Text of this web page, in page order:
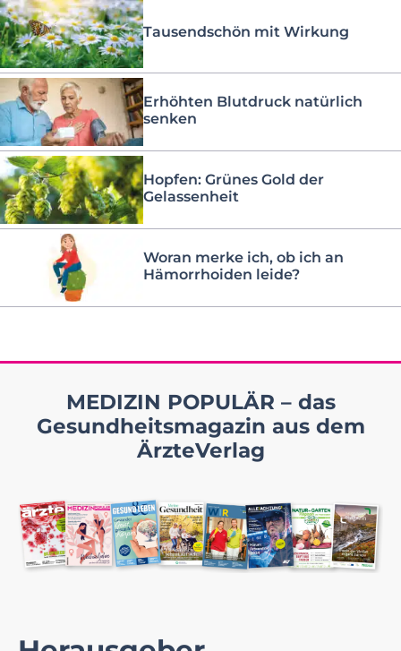
Tausendschön mit Wirkung
Erhöhten Blutdruck natürlich
senken
Hopfen: Grünes Gold der
Gelassenheit
Woran merke ich, ob ich an
Hämorrhoiden leide?
MEDIZIN POPULÄR – das
Gesundheitsmagazin aus dem
ÄrzteVerlag